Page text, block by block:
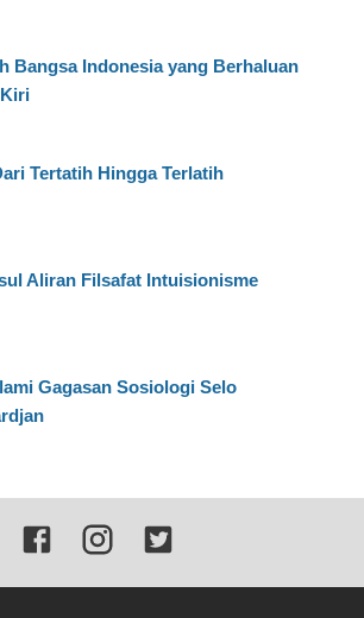
Bangsa Indonesia yang Berhaluan
Tertatih Hingga Terlatih
Aliran Filsafat Intuisionisme
Gagasan Sosiologi Selo